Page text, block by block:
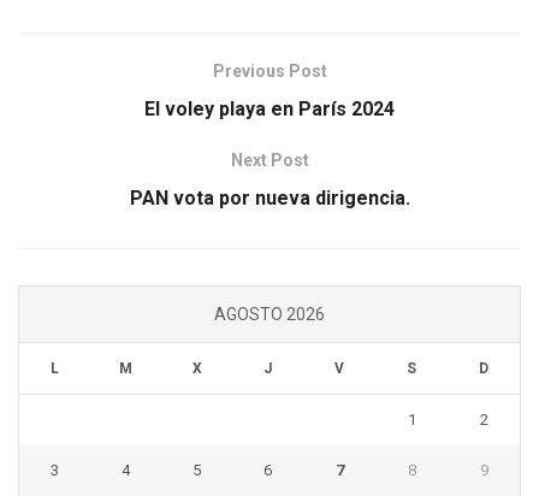
Previous Post
El voley playa en París 2024
Next Post
PAN vota por nueva dirigencia.
AGOSTO 2026
L M X J V S D
1 2
3 4 5 6 7 8 9